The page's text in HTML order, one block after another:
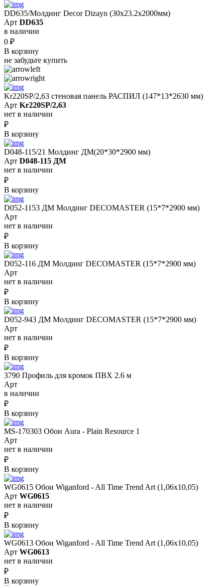
DD635/Молдинг Decor Dizayn (30х23.2x2000мм)
Арт DD635
в наличии
0 ₽
В корзину
не забудьте купить
Kr220SP/2,63 cтеновая панель РАСПИЛ (147*13*2630 мм)
Арт Kr220SP/2,63
нет в наличии
₽
В корзину
D048-115/21 Молдинг ДМ(20*30*2900 мм)
Арт D048-115 ДМ
нет в наличии
₽
В корзину
D052-1153 ДМ Молдинг DECOMASTER (15*7*2900 мм)
Арт
нет в наличии
₽
В корзину
D052-116 ДМ Молдинг DECOMASTER (15*7*2900 мм)
Арт
нет в наличии
₽
В корзину
D052-943 ДМ Молдинг DECOMASTER (15*7*2900 мм)
Арт
нет в наличии
₽
В корзину
3790 Профиль для кромок ПВХ 2.6 м
Арт
в наличии
₽
В корзину
MS-170303 Обои Aura - Plain Resource 1
Арт
нет в наличии
₽
В корзину
WG0615 Обои Wiganford - All Time Trend Art (1,06х10,05)
Арт WG0615
нет в наличии
₽
В корзину
WG0613 Обои Wiganford - All Time Trend Art (1,06х10,05)
Арт WG0613
нет в наличии
₽
В корзину